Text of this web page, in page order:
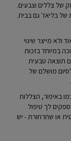
צללים וצבעים.
בליאז' גם בבית.
מייצר שינוי
בזכות
טבעית
מושלם של
הצללות
לך טיפול
או שחרחורת - יש